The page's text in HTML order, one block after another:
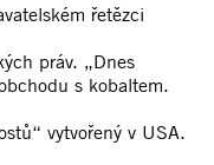
řetězci
práv. „Dnes
s kobaltem.
vytvořený v USA.